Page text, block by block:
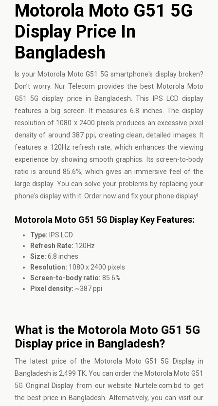
Motorola Moto G51 5G
Display Price In
Bangladesh
Is your Motorola Moto G51 5G smartphone's display broken?
Don’t worry. Nur Telecom provides the best Motorola Moto
G51 5G display price in Bangladesh. This IPS LCD display
features a big screen. It measures 6.8 inches. The display
resolution of 1080 x 2400 pixels produces an excessive pixel
density of around 387 ppi, creating clean, detailed images. It
features a 120Hz refresh rate, which enhances the viewing
experience by showing smooth graphics. Its screen-to-body
ratio is around 85.6%, which gives an immersive feel of the
large display. You can solve your problems by replacing your
phone's display with it. Order now and fix your phone display!
Motorola Moto G51 5G Display Key Features:
Type: IPS LCD
Refresh Rate: 120Hz
Size: 6.8 inches
Resolution: 1080 x 2400 pixels
Screen-to-body ratio: 85.6%
Pixel density: ~387 ppi
What is the Motorola Moto G51 5G
Display price in Bangladesh?
The latest price of the Motorola Moto G51 5G Display in
Bangladesh is 2,499 TK. You can order the Motorola Moto G51
5G Original Display from our website Nurtele.com.bd to get
the best price in Bangladesh. Alternatively, you can visit our